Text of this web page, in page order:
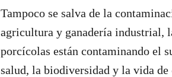
Tampoco se salva de la
agricultura y ganadería industrial,
porcícolas están contaminando el
salud, la biodiversidad y la vida de